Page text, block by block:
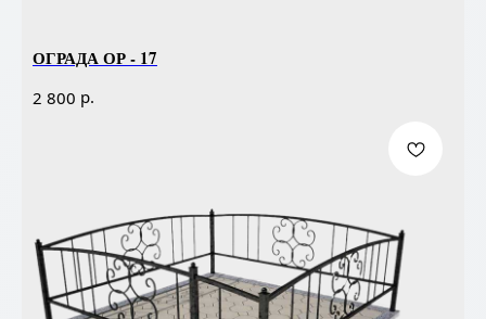
ОГРАДА ОР - 17
2 800 р.